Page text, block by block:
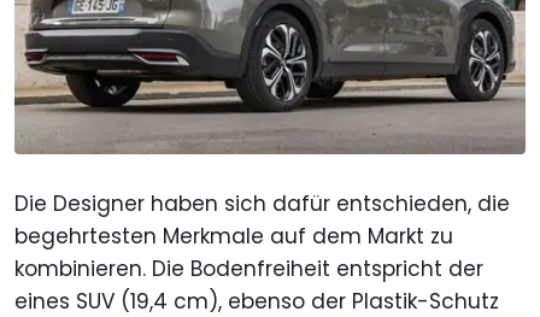
Die Designer haben sich dafür entschieden, die
begehrtesten Merkmale auf dem Markt zu
kombinieren. Die Bodenfreiheit entspricht der
eines SUV (19,4 cm), ebenso der Plastik-Schutz